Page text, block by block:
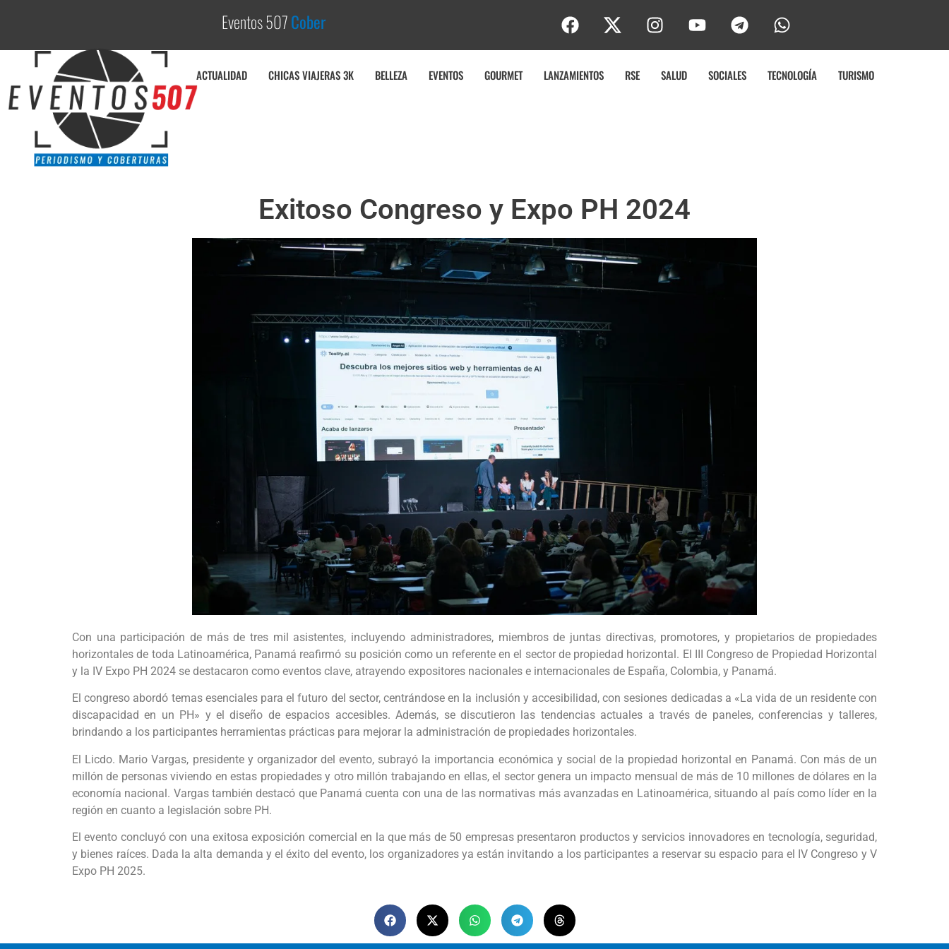
Eventos 507Cobertu
ACTUALIDAD CHICAS VIAJERAS 3K BELLEZA EVENTOS GOURMET LANZAMIENTOS RSE SALUD SOCIALES TECNOLOGÍA TURISMO
Exitoso Congreso y Expo PH 2024
Con una participación de más de tres mil asistentes, incluyendo administradores, miembros de juntas directivas, promotores, y propietarios de propiedades
horizontales de toda Latinoamérica, Panamá reafirmó su posición como un referente en el sector de propiedad horizontal. El III Congreso de Propiedad Horizontal
y la IV Expo PH 2024 se destacaron como eventos clave, atrayendo expositores nacionales e internacionales de España, Colombia, y Panamá.
El congreso abordó temas esenciales para el futuro del sector, centrándose en la inclusión y accesibilidad, con sesiones dedicadas a «La vida de un residente con
discapacidad en un PH» y el diseño de espacios accesibles. Además, se discutieron las tendencias actuales a través de paneles, conferencias y talleres,
brindando a los participantes herramientas prácticas para mejorar la administración de propiedades horizontales.
El Licdo. Mario Vargas, presidente y organizador del evento, subrayó la importancia económica y social de la propiedad horizontal en Panamá. Con más de un
millón de personas viviendo en estas propiedades y otro millón trabajando en ellas, el sector genera un impacto mensual de más de 10 millones de dólares en la
economía nacional. Vargas también destacó que Panamá cuenta con una de las normativas más avanzadas en Latinoamérica, situando al país como líder en la
región en cuanto a legislación sobre PH.
El evento concluyó con una exitosa exposición comercial en la que más de 50 empresas presentaron productos y servicios innovadores en tecnología, seguridad,
y bienes raíces. Dada la alta demanda y el éxito del evento, los organizadores ya están invitando a los participantes a reservar su espacio para el IV Congreso y V
Expo PH 2025.